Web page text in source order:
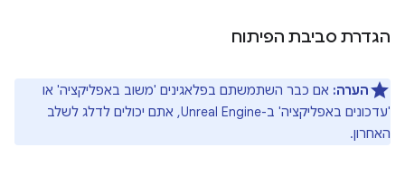
הגדרת סביבת הפיתוח
הערה: אם כבר השתמשתם בפלאגינים 'משוב באפליקציה' או
'עדכונים באפליקציה' ב-Unreal Engine, אתם יכולים לדלג לשלב
האחרון.